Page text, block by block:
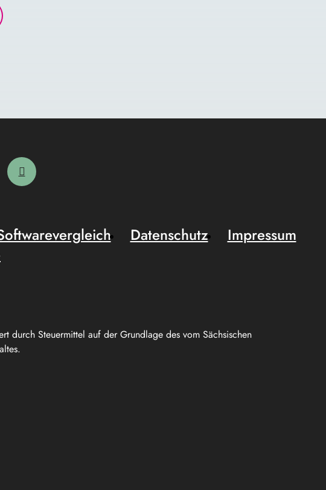
durch Steuermittel auf der Grundlage des vom Sächsischen
Datenschutz
Impressum